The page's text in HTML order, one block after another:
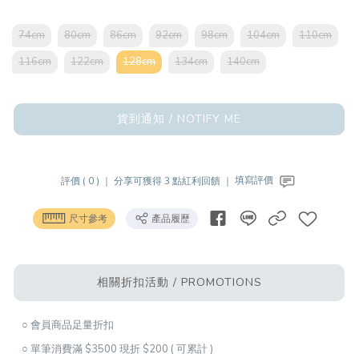
74cm 80cm 86cm 92cm 98cm 104cm
110cm
116cm
122cm 128cm 134cm 140cm
貨到通知 / NOTIFY ME
評價 ( 0 ) ｜ 分享可獲得 3 點紅利回饋 ｜ 填寫評價
尺寸參考 產品履歷
相關折扣活動 / PROMOTIONS
○ 會員商品足量折扣
○ 單筆消費滿 $3500 現折 $200 ( 可累計 )